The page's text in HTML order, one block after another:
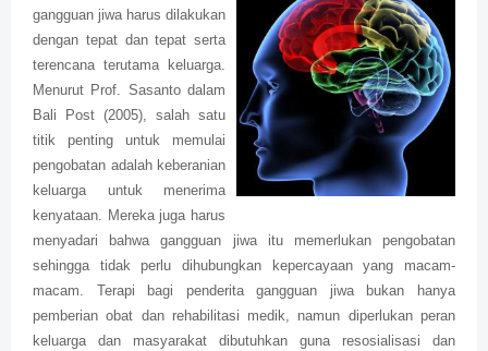
gangguan jiwa harus dilakukan
dengan tepat dan tepat serta
terencana terutama keluarga.
Menurut Prof. Sasanto dalam
Bali Post (2005), salah satu
titik penting untuk memulai
pengobatan adalah keberanian
keluarga untuk menerima
kenyataan. Mereka juga harus
menyadari bahwa gangguan jiwa itu memerlukan pengobatan
sehingga tidak perlu dihubungkan kepercayaan yang macam-
macam. Terapi bagi penderita gangguan jiwa bukan hanya
pemberian obat dan rehabilitasi medik, namun diperlukan peran
keluarga dan masyarakat dibutuhkan guna resosialisasi dan